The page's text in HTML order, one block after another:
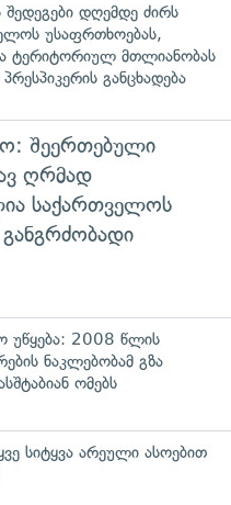
დღემდე ძირს
უსაფრთხოებას,
ტერიტორიულ მთლიანობას
განცხადება
შეერთებული
ღრმად
საქართველოს
უწყება: 2008 წლის
ნაკლებობამ გზა
ომებს
სიტყვა არეული ასოებით